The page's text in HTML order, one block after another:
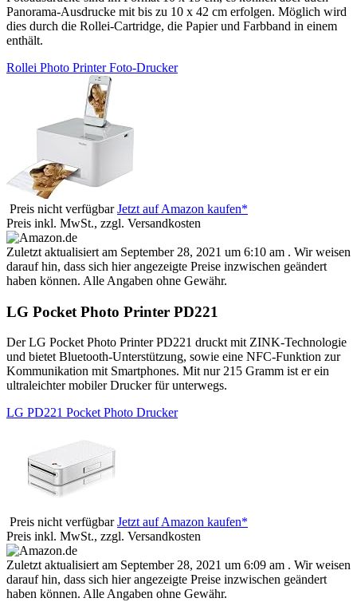
Panorama-Ausdrucke mit bis zu 10 x 42 cm erfolgen. Möglich wird
dies durch die Rollei-Cartridge, die Papier und Farbband in einem
enthält.
Rollei Photo Printer Foto-Drucker
Preis nicht verfügbar Jetzt auf Amazon kaufen*
Preis inkl. MwSt., zzgl. Versandkosten
Zuletzt aktualisiert am September 28, 2021 um 6:10 am . Wir weisen
darauf hin, dass sich hier angezeigte Preise inzwischen geändert
haben können. Alle Angaben ohne Gewähr.
LG Pocket Photo Printer PD221
Der LG Pocket Photo Printer PD221 druckt mit ZINK-Technologie
und bietet Bluetooth-Unterstützung, sowie eine NFC-Funktion zur
Kommunikation mit Smartphones. Mit nur 215 Gramm ist er ein
ultraleichter mobiler Drucker für unterwegs.
LG PD221 Pocket Photo Drucker
Preis nicht verfügbar Jetzt auf Amazon kaufen*
Preis inkl. MwSt., zzgl. Versandkosten
Zuletzt aktualisiert am September 28, 2021 um 6:09 am . Wir weisen
darauf hin, dass sich hier angezeigte Preise inzwischen geändert
haben können. Alle Angaben ohne Gewähr.